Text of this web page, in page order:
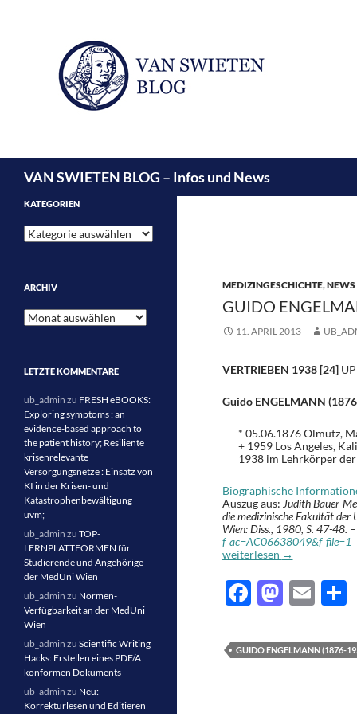
VAN SWIETEN BLOG – Infos und News
MEDIZINGESCHICHTE,NEWS
GUIDO
11. APRIL 2013
VERTRIEBEN 1938 [24]
Guido ENGELMANN
* 05.06.1876 Olmütz,
+ 1959 Los Angeles,
1938 im Lehrkörper
Biographische
Auszug aus: Judith Bauer-
die medizinische Fakultät der
Wien: Diss., 1980, S. 47-48.
f_ac=AC06638049&f_file=1
Guido ENGELMANN
weiterlesen →
F
e
b
M
to
d
E
ail
T
GUIDO ENGELMANN (1876-
KATEGORIEN
Kategorien
ARCHIV
Archiv
LETZTE KOMMENTARE
ub_admin zu FRESH eBOOKS:
Exploring symptoms : an
evidence-based approach to
the patient history; Resiliente
krisenrelevante
Versorgungsnetze : Einsatz von
KI in der Krisen- und
Katastrophenbewältigung
uvm;
ub_admin zu TOP-
LERNPLATTFORMEN für
Studierende und Angehörige
der MedUni Wien
ub_admin zu Normen-
Verfügbarkeit an der MedUni
Wien
ub_admin zu Scientific Writing
Hacks: Erstellen eines PDF/A
konformen Dokuments
ub_admin zu Neu:
Korrekturlesen und Editieren